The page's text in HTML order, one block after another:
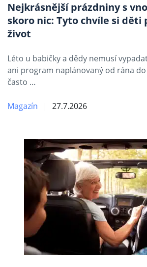
Nejkrásnější prázdniny s
skoro nic: Tyto chvíle si děti
život
Léto u babičky a dědy nemusí
ani program naplánovaný od rána do
často …
Magazín 27.7.2026